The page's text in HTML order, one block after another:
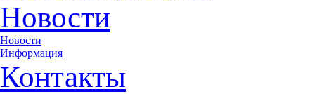
Новости
Новости
Информация
Контакты